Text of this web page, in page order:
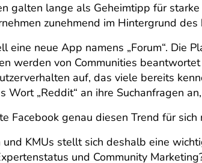
galten lange als Geheimtipp für
zunehmend im Hintergrund
eine neue App namens „Forum“. Die
werden von Communities
auf, das viele bereits
Wort „Reddit“ an ihre Suchanfragen
Facebook genau diesen Trend für sich
und KMUs stellt sich deshalb eine
und Community